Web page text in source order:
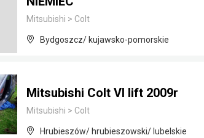
Mitsubishi > Colt
Bydgoszcz/ kujawsko-pomorskie
Mitsubishi Colt VI lift 2009r
Mitsubishi > Colt
Hrubieszów/ hrubieszowski/ lubelskie